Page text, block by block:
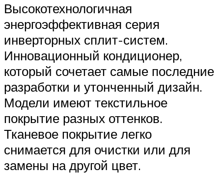
Высокотехнологичная
энергоэффективная серия
инверторных сплит-систем.
Инновационный кондиционер,
который сочетает самые последние
разработки и утонченный дизайн.
Модели имеют текстильное
покрытие разных оттенков.
Тканевое покрытие легко
снимается для очистки или для
замены на другой цвет.